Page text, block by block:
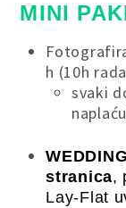
MINI
h (10h
svaki
stranica,
Lay-Flat